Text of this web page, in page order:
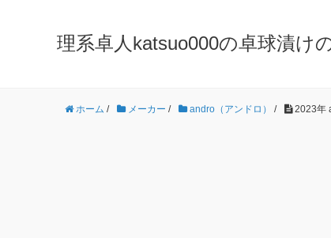
理系卓人katsuo000の卓球漬け
ホーム / メーカー / andro（アンドロ） / 2023年